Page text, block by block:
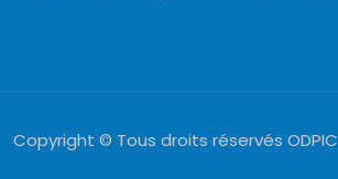
Copyright © Tous droits réservés ODPIC